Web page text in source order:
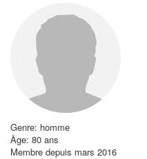
Genre: homme
Âge: 80 ans
Membre depuis mars 2016